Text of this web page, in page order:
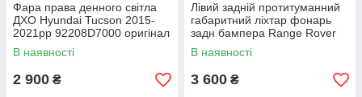
Фара права денного світла
ДХО Hyundai Tucson 2015-
2021рр 92208D7000 оригінал
бв відсутнє одне кріплення,
повністю робоча
В наявності
2 900 ₴
Лівий задній протитуманний
габаритний ліхтар фонарь
задн бампера Range Rover
L460 від 2021-рр LR152299
оригінал бв повністю р
В наявності
3 600 ₴